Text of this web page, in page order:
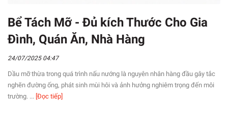
Bể Tách Mỡ - Đủ kích Thước Cho Gia
Đình, Quán Ăn, Nhà Hàng
24/07/2025 04:47
Dầu mỡ thừa trong quá trình nấu nướng là nguyên nhân hàng đầu gây tắc
nghẽn đường ống, phát sinh mùi hôi và ảnh hưởng nghiêm trọng đến môi
trường. ... [Đọc tiếp]